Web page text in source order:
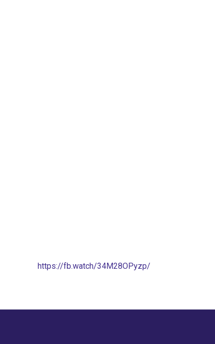
https://fb.watch/34M28OPyzp/